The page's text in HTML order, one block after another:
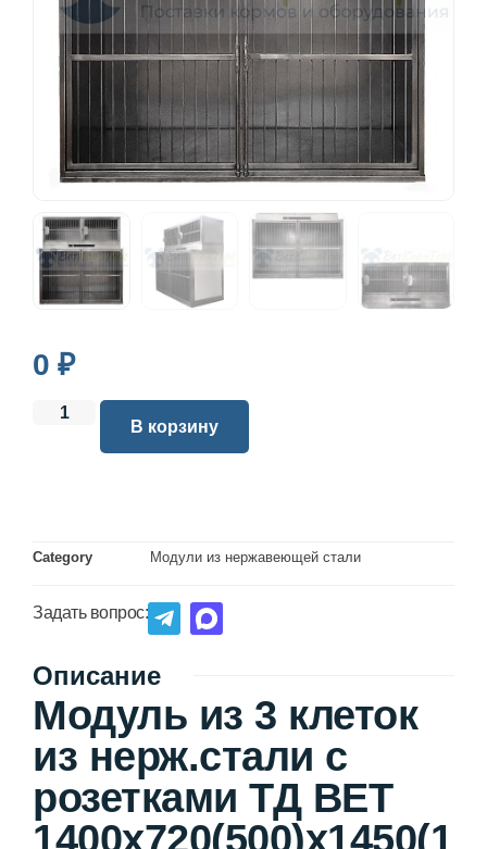
0 ₽
В корзину
Category Модули из нержавеющей стали
Задать вопрос:
Описание
Модуль из 3 клеток
из нерж.стали с
розетками ТД ВЕТ
1400х720(500)х1450(1